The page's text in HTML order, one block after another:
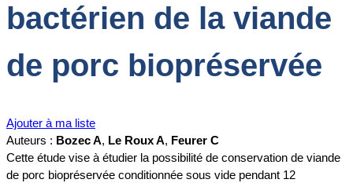
bactérien de la viande
de porc biopréservée
Ajouter à ma liste
Auteurs : Bozec A, Le Roux A, Feurer C
Cette étude vise à étudier la possibilité de conservation de viande
de porc biopréservée conditionnée sous vide pendant 12